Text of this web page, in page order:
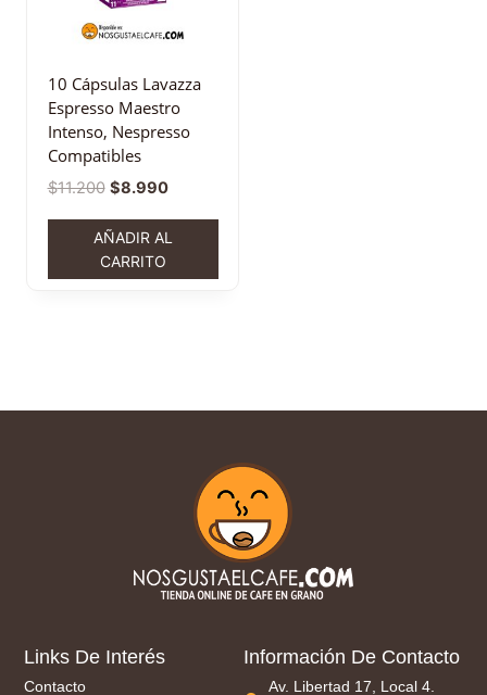
10 Cápsulas Lavazza
Espresso Maestro
Intenso, Nespresso
Compatibles
$11.200 $8.990
AÑADIR AL
CARRITO
Links De Interés
Contacto
Información De Contacto
Av. Libertad 17, Local 4.